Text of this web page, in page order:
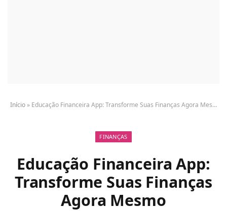
Início » Educação Financeira App: Transforme Suas Finanças Agora Mesmo
FINANÇAS
Educação Financeira App:
Transforme Suas Finanças
Agora Mesmo